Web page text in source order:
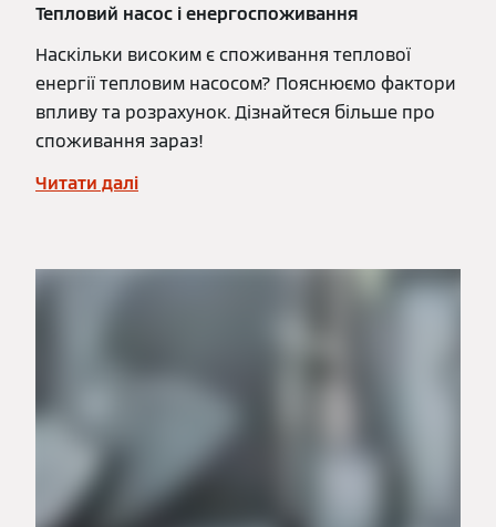
Тепловий насос і енергоспоживання
Наскільки високим є споживання теплової
енергії тепловим насосом? Пояснюємо фактори
впливу та розрахунок. Дізнайтеся більше про
споживання зараз!
Читати далі